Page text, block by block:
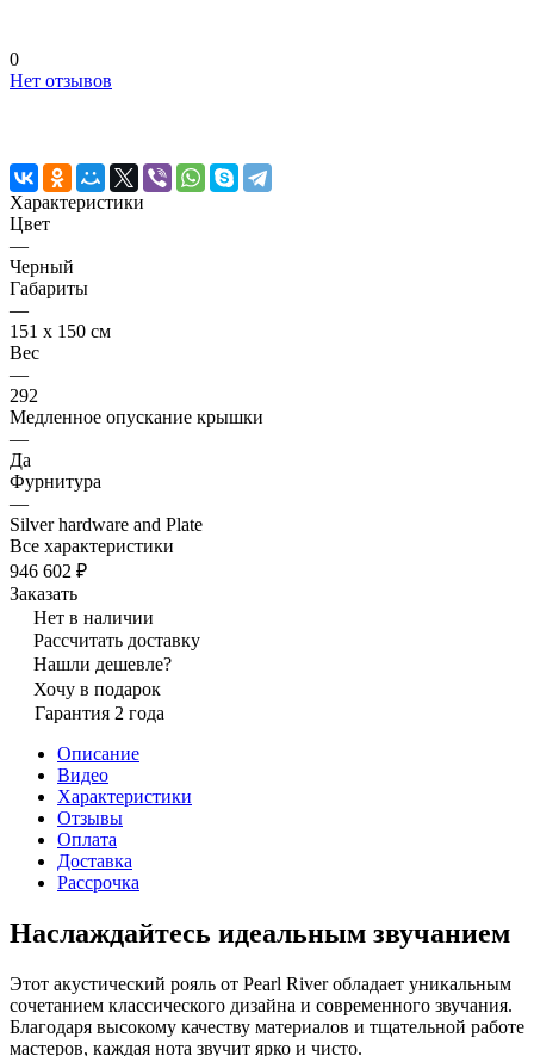
0
Нет отзывов
Характеристики
Цвет
—
Черный
Габариты
—
151 x 150 см
Вес
—
292
Медленное опускание крышки
—
Да
Фурнитура
—
Silver hardware and Plate
Все характеристики
946 602 ₽
Заказать
Нет в наличии
Рассчитать доставку
Нашли дешевле?
Хочу в подарок
Гарантия 2 года
Описание
Видео
Характеристики
Отзывы
Оплата
Доставка
Рассрочка
Наслаждайтесь идеальным звучанием
Этот акустический рояль от Pearl River обладает уникальным
сочетанием классического дизайна и современного звучания.
Благодаря высокому качеству материалов и тщательной работе
мастеров, каждая нота звучит ярко и чисто.